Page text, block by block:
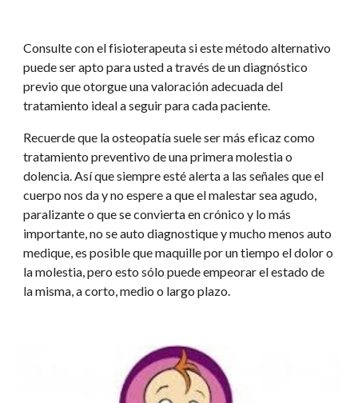
Consulte con el fisioterapeuta si este método alternativo
puede ser apto para usted a través de un diagnóstico
previo que otorgue una valoración adecuada del
tratamiento ideal a seguir para cada paciente.
Recuerde que la osteopatía suele ser más eficaz como
tratamiento preventivo de una primera molestia o
dolencia. Así que siempre esté alerta a las señales que el
cuerpo nos da y no espere a que el malestar sea agudo,
paralizante o que se convierta en crónico y lo más
importante, no se auto diagnostique y mucho menos auto
medique, es posible que maquille por un tiempo el dolor o
la molestia, pero esto sólo puede empeorar el estado de
la misma, a corto, medio o largo plazo.